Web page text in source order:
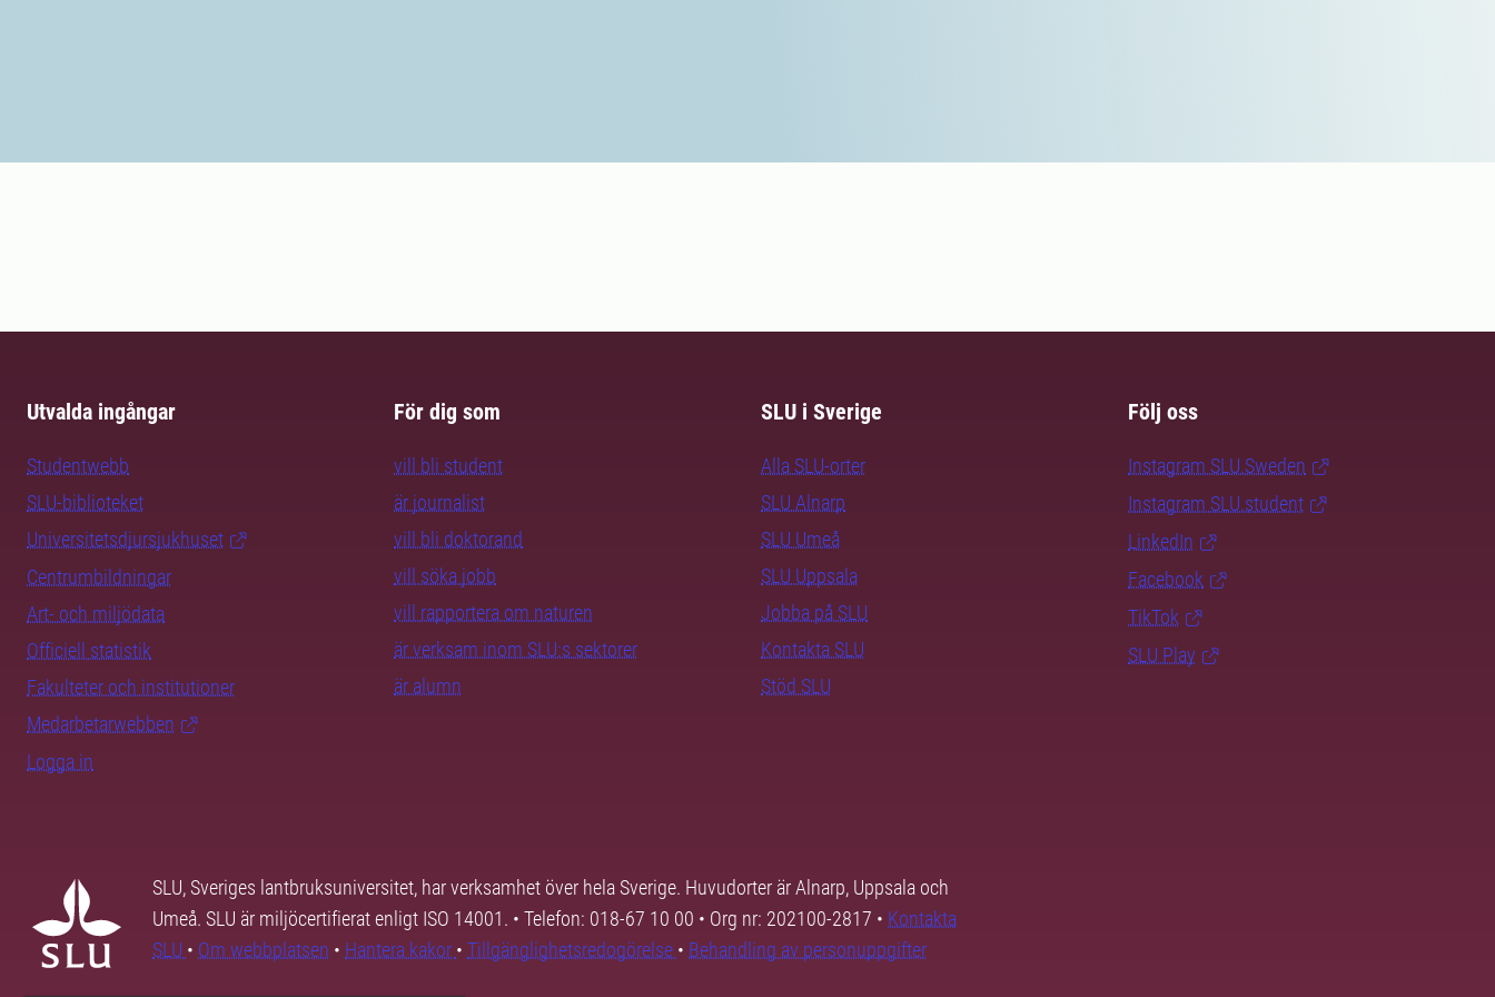
Utvalda ingångar
Studentwebb
SLU-biblioteket
Universitetsdjursjukhuset
Centrumbildningar
Art- och miljödata
Officiell statistik
Fakulteter och institutioner
Medarbetarwebben
Logga in
För dig som
vill bli student
är journalist
vill bli doktorand
vill söka jobb
vill rapportera om naturen
är verksam inom SLU:s sektorer
är alumn
SLU i Sverige
Alla SLU-orter
SLU Alnarp
SLU Umeå
SLU Uppsala
Jobba på SLU
Kontakta SLU
Stöd SLU
Följ oss
Instagram SLU.Sweden
Instagram SLU.student
LinkedIn
Facebook
TikTok
SLU Play
SLU, Sveriges lantbruksuniversitet, har verksamhet över hela Sverige. Huvudorter är Alnarp, Uppsala och
Umeå. SLU är miljöcertifierat enligt ISO 14001. • Telefon: 018-67 10 00 • Org nr: 202100-2817 • Kontakta
SLU • Om webbplatsen • Hantera kakor • Tillgänglighetsredogörelse • Behandling av personuppgifter